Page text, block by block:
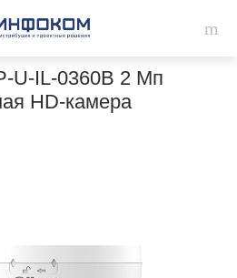
U-IL-0360B 2 Мп
HD-камера